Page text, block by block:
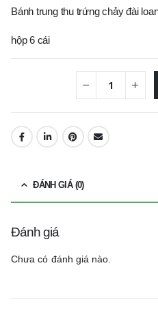
Bánh trung thu trứng chảy đài
hộp 6 cái
ĐÁNH GIÁ (0)
Đánh giá
Chưa có đánh giá nào.